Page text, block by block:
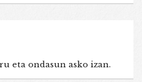
eta ondasun asko izan.